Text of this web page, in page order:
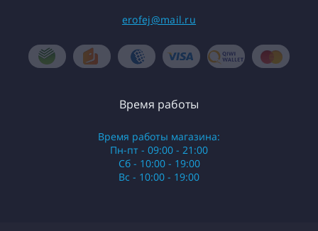
erofej@mail.ru
Время работы
Время работы магазина:
Пн-пт - 09:00 - 21:00
Сб - 10:00 - 19:00
Вс - 10:00 - 19:00